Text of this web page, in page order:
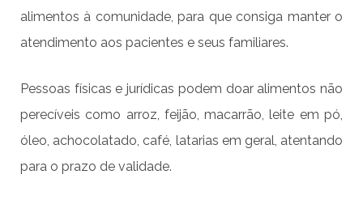
alimentos à comunidade, para que consiga manter o
atendimento aos pacientes e seus familiares.
Pessoas físicas e jurídicas podem doar alimentos não
perecíveis como arroz, feijão, macarrão, leite em pó,
óleo, achocolatado, café, latarias em geral, atentando
para o prazo de validade.